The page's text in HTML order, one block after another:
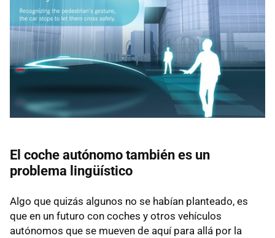
El coche autónomo también es un
problema lingüístico
Algo que quizás algunos no se habían planteado, es
que en un futuro con coches y otros vehículos
autónomos que se mueven de aquí para allá por la